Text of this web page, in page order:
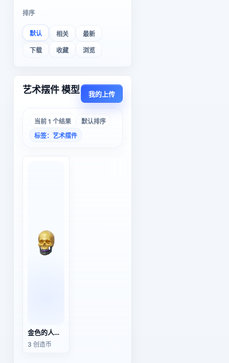
排序
默认 相关 最新
下载 收藏 浏览
艺术摆件 模型 我的上传
当前 1 个结果
默认排序
标签：艺术摆件
金色的人类头骨模型
3 创造币